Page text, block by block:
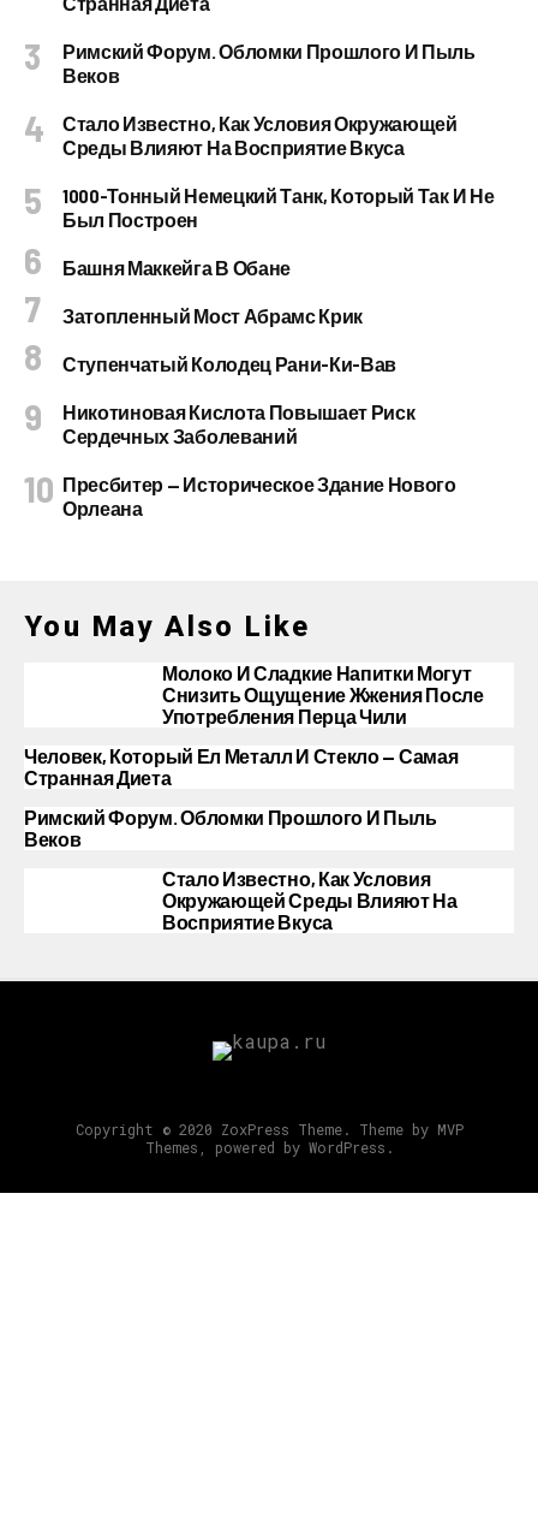
Римский Форум. Обломки Прошлого И Пыль
Веков
Стало Известно, Как Условия Окружающей
Среды Влияют На Восприятие Вкуса
1000-Тонный Немецкий Танк, Который Так И Не
Был Построен
Башня Маккейга В Обане
Затопленный Мост Абрамс Крик
Ступенчатый Колодец Рани-Ки-Вав
Никотиновая Кислота Повышает Риск
Сердечных Заболеваний
Пресбитер — Историческое Здание Нового
Орлеана
You May Also Like
Молоко И Сладкие Напитки Могут
Снизить Ощущение Жжения После
Употребления Перца Чили
Человек, Который Ел Металл И Стекло — Самая
Странная Диета
Римский Форум. Обломки Прошлого И Пыль
Веков
Стало Известно, Как Условия
Окружающей Среды Влияют На
Восприятие Вкуса
Copyright © 2020 ZoxPress Theme. Theme by MVP
Themes, powered by WordPress.